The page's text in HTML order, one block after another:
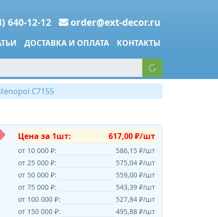
640-12-12 order@ext-decor.ru
ДОСТАВКА И ОПЛАТА КОНТАКТЫ
C7155
Цена за 1шт: 617,00 ₽/шт
от 10 000 ₽:
586,15 ₽/шт
от 25 000 ₽:
575,04 ₽/шт
от 50 000 ₽:
559,00 ₽/шт
от 75 000 ₽:
543,39 ₽/шт
от 100 000 ₽:
527,84 ₽/шт
от 150 000 ₽:
495,88 ₽/шт